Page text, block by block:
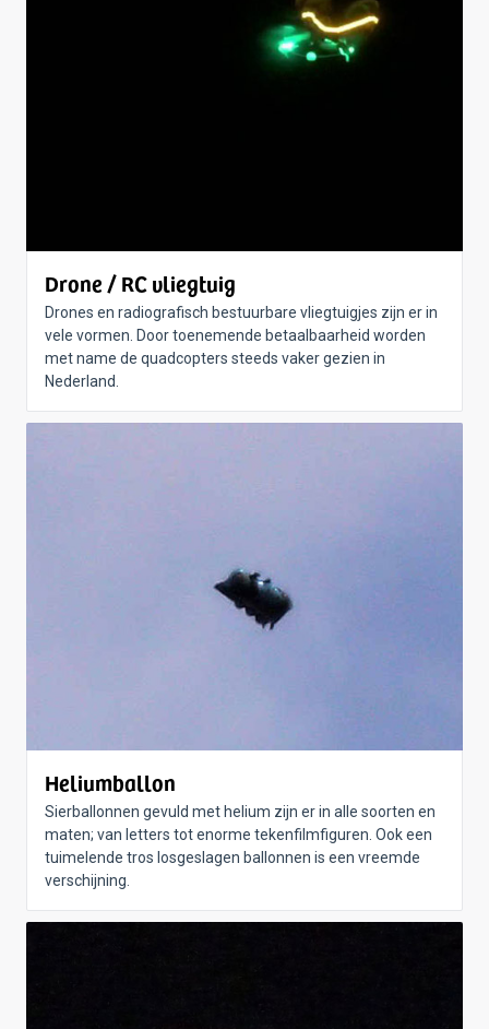
Drone / RC vliegtuig
Drones en radiografisch bestuurbare vliegtuigjes zijn er in
vele vormen. Door toenemende betaalbaarheid worden
met name de quadcopters steeds vaker gezien in
Nederland.
Heliumballon
Sierballonnen gevuld met helium zijn er in alle soorten en
maten; van letters tot enorme tekenfilmfiguren. Ook een
tuimelende tros losgeslagen ballonnen is een vreemde
verschijning.